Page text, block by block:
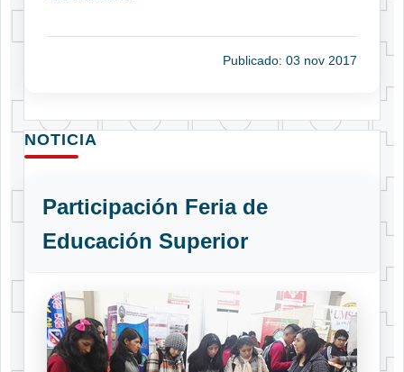
Publicado: 03 nov 2017
NOTICIA
Participación Feria de
Educación Superior